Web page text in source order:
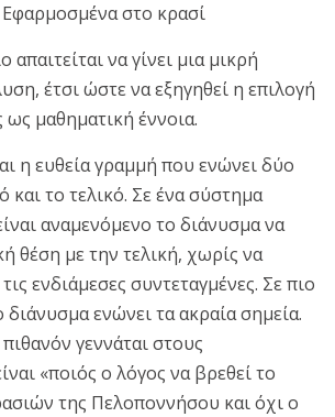
Εφαρμοσμένα στο κρασί
απαιτείται να γίνει μια μικρή
έτσι ώστε να εξηγηθεί η επιλογή
μαθηματική έννοια.
η ευθεία γραμμή που ενώνει δύο
και το τελικό. Σε ένα σύστημα
αναμενόμενο το διάνυσμα να
θέση με την τελική, χωρίς να
ενδιάμεσες συντεταγμένες. Σε πιο
διάνυσμα ενώνει τα ακραία σημεία.
γεννάται στους
«ποιός ο λόγος να βρεθεί το
της Πελοποννήσου και όχι ο